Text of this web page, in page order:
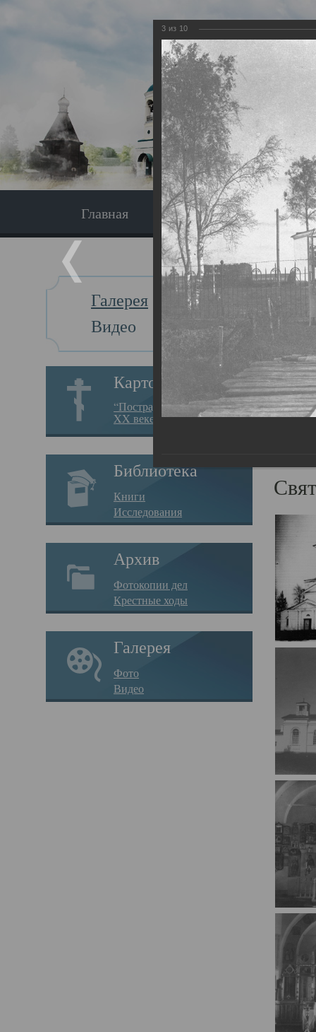
Главная Экскурсия
Галерея
Видео
Картотека
“Пострадавшие за веру в
XX веке на Севере”
Библиотека
Книги
Исследования
Архив
Фотокопии дел
Крестные ходы
Галерея
Фото
Видео
Главная
3 из 10